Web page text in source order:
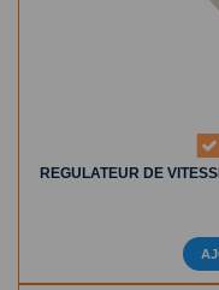
REGULATEUR DE